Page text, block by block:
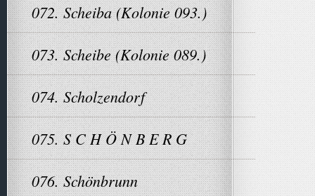
072. Scheiba (Kolonie 093.)
073. Scheibe (Kolonie 089.)
074. Scholzendorf
075. S C H Ö N B E R G
076. Schönbrunn